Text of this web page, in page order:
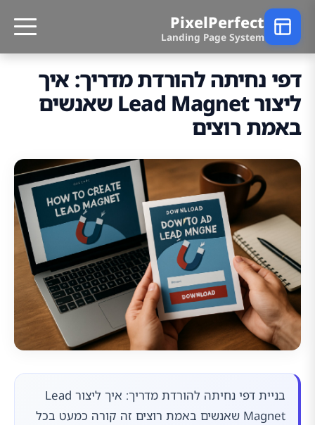
PixelPerfect
Landing Page System
דפי נחיתה להורדת מדריך: איך
ליצור Lead Magnet שאנשים
באמת רוצים
בניית דפי נחיתה להורדת מדריך: איך ליצור Lead
Magnet שאנשים באמת רוצים זה קורה כמעט בכל